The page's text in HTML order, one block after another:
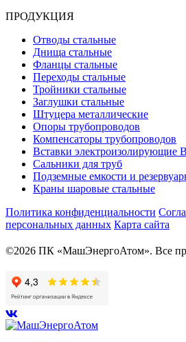
ПРОДУКЦИЯ
Отводы стальные
Днища стальные
Фланцы стальные
Переходы стальные
Тройники стальные
Заглушки стальные
Штуцера металлические
Опоры трубопроводов
Компенсаторы трубопроводов
Вставки электроизолирующие
Сальники для труб
Подземные емкости и
Краны шаровые стальные
Политика конфиденциальности
персональных данных Карта сайта
©2026 ПК «МашЭнергоАтом». Все